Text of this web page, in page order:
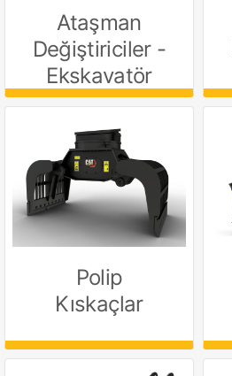
Ataşman
Değiştiriciler -
Ekskavatör
Polip
Kıskaçlar